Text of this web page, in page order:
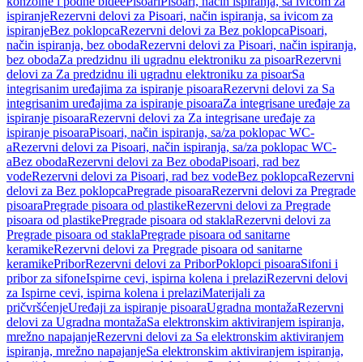
ispiranjeRezervni delovi za Pisoari, način ispiranja, sa ivicom za
ispiranjeBez poklopcaRezervni delovi za Bez poklopcaPisoari,
način ispiranja, bez obodaRezervni delovi za Pisoari, način ispiranja,
bez obodaZa predzidnu ili ugradnu elektroniku za pisoarRezervni
delovi za Za predzidnu ili ugradnu elektroniku za pisoarSa
integrisanim uređajima za ispiranje pisoaraRezervni delovi za Sa
integrisanim uređajima za ispiranje pisoaraZa integrisane uređaje za
ispiranje pisoaraRezervni delovi za Za integrisane uređaje za
ispiranje pisoaraPisoari, način ispiranja, sa/za poklopac WC-
aRezervni delovi za Pisoari, način ispiranja, sa/za poklopac WC-
aBez obodaRezervni delovi za Bez obodaPisoari, rad bez
vodeRezervni delovi za Pisoari, rad bez vodeBez poklopcaRezervni
delovi za Bez poklopcaPregrade pisoaraRezervni delovi za Pregrade
pisoaraPregrade pisoara od plastikeRezervni delovi za Pregrade
pisoara od plastikePregrade pisoara od staklaRezervni delovi za
Pregrade pisoara od staklaPregrade pisoara od sanitarne
keramikeRezervni delovi za Pregrade pisoara od sanitarne
keramikePriborRezervni delovi za PriborPoklopci pisoaraSifoni i
pribor za sifoneIspirne cevi, ispirna kolena i prelaziRezervni delovi
za Ispirne cevi, ispirna kolena i prelaziMaterijali za
pričvršćenjeUređaji za ispiranje pisoaraUgradna montažaRezervni
delovi za Ugradna montažaSa elektronskim aktiviranjem ispiranja,
mrežno napajanjeRezervni delovi za Sa elektronskim aktiviranjem
ispiranja, mrežno napajanjeSa elektronskim aktiviranjem ispiranja,